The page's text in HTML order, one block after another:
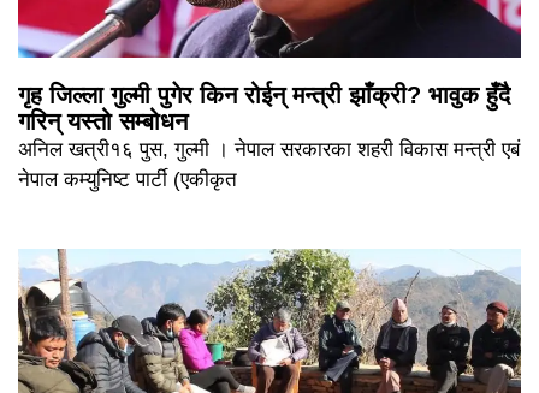
गृह जिल्ला गुल्मी पुगेर किन रोईन् मन्त्री झाँक्री? भावुक हुँदै
गरिन् यस्तो सम्बोधन
अनिल खत्री१६ पुस, गुल्मी । नेपाल सरकारका शहरी विकास मन्त्री एबं
नेपाल कम्युनिष्ट पार्टी (एकीकृत